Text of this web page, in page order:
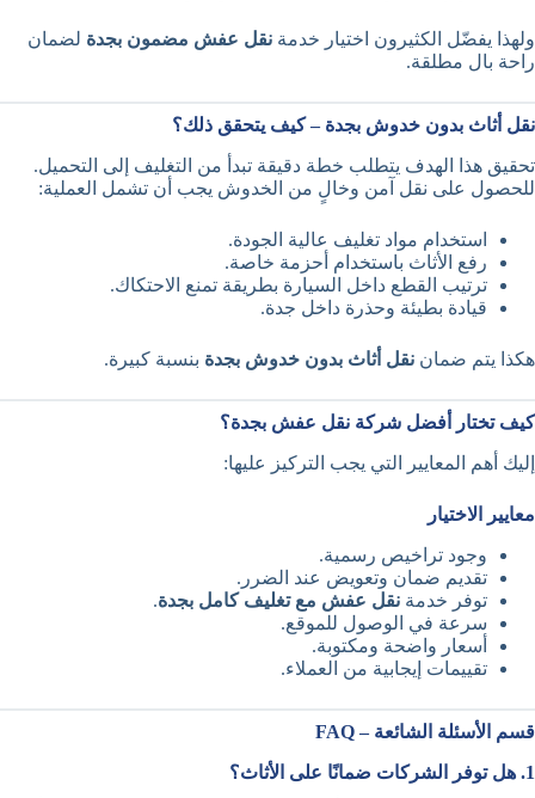
ولهذا يفضّل الكثيرون اختيار خدمة نقل عفش مضمون بجدة لضمان
راحة بال مطلقة.
نقل أثاث بدون خدوش بجدة – كيف يتحقق ذلك؟
تحقيق هذا الهدف يتطلب خطة دقيقة تبدأ من التغليف إلى التحميل.
للحصول على نقل آمن وخالٍ من الخدوش يجب أن تشمل العملية:
استخدام مواد تغليف عالية الجودة.
رفع الأثاث باستخدام أحزمة خاصة.
ترتيب القطع داخل السيارة بطريقة تمنع الاحتكاك.
قيادة بطيئة وحذرة داخل جدة.
هكذا يتم ضمان نقل أثاث بدون خدوش بجدة بنسبة كبيرة.
كيف تختار أفضل شركة نقل عفش بجدة؟
إليك أهم المعايير التي يجب التركيز عليها:
معايير الاختيار
وجود تراخيص رسمية.
تقديم ضمان وتعويض عند الضرر.
توفر خدمة نقل عفش مع تغليف كامل بجدة.
سرعة في الوصول للموقع.
أسعار واضحة ومكتوبة.
تقييمات إيجابية من العملاء.
قسم الأسئلة الشائعة – FAQ
1. هل توفر الشركات ضمانًا على الأثاث؟